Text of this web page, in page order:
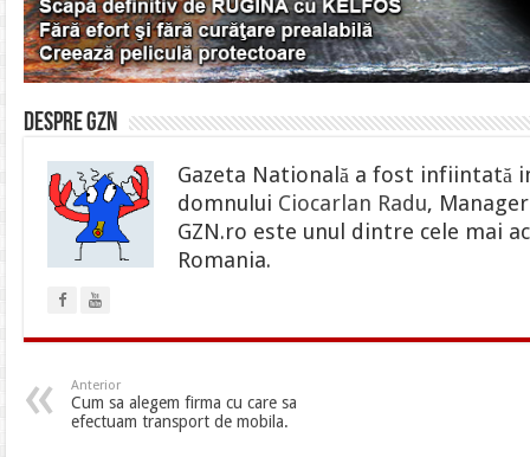
Despre gzn
Gazeta Natională a fost infiintată
domnului Ciocarlan Radu,
GZN.ro este unul dintre cele mai
Romania.
Anterior
Cum sa alegem firma cu care sa
efectuam transport de mobila.